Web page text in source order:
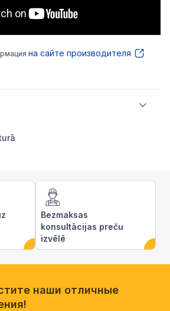
на сайте производителя
Bezmaksas
konsultācijas preču
izvēlē
наши отличные